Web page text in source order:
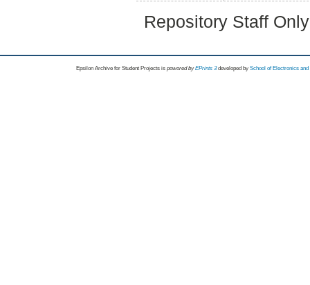
Repository Staff
Epsilon Archive for Student Projects is powored byEPrints 3 developed by School of Electronics